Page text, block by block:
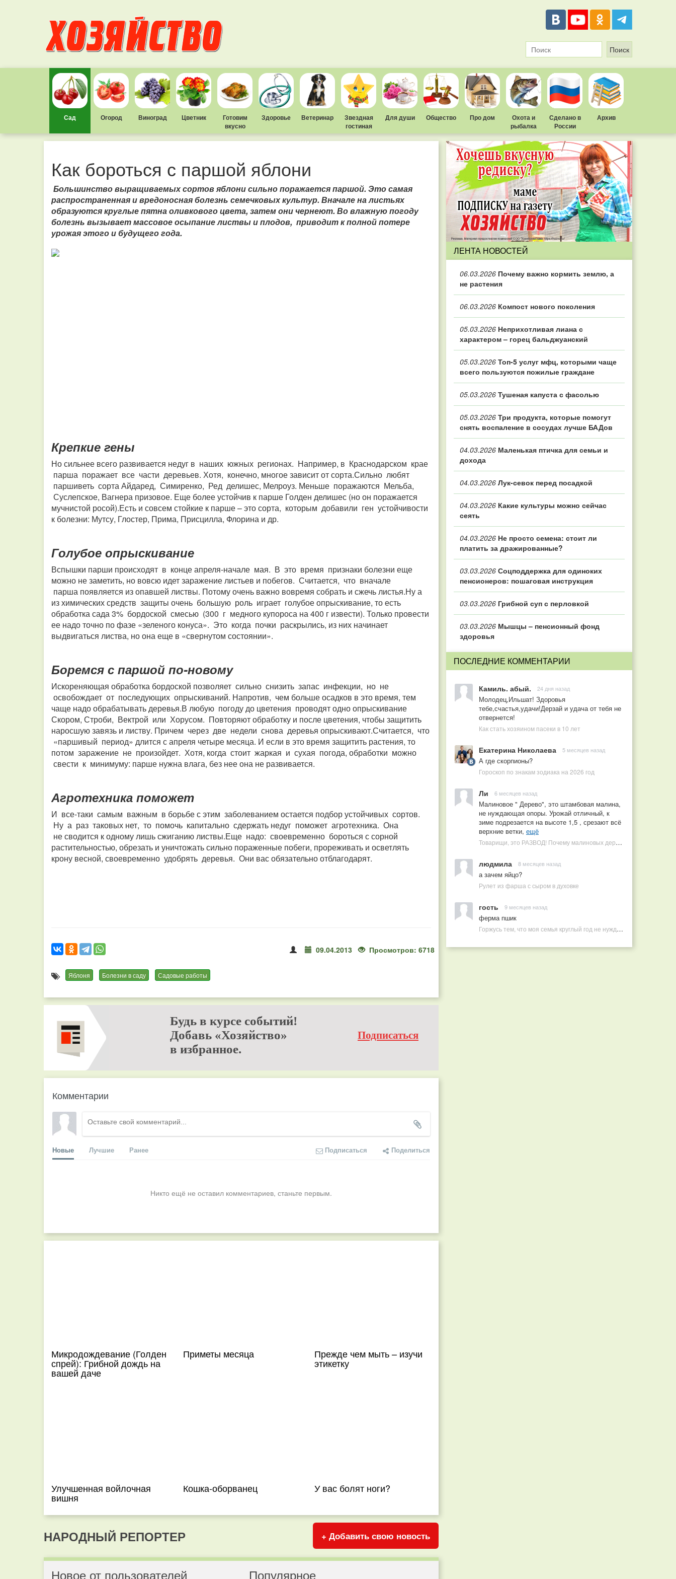
Сад Огород Виноград Цветник
Готовим
вкусно
Здоровье Ветеринар
Звездная
гостиная
Для души Общество Про дом
Охота и
рыбалка
Сделано в
России
Архив
Как бороться с паршой яблони
Большинство выращиваемых сортов яблони сильно поражается паршой. Это самая
распространенная и вредоносная болезнь семечковых культур. Вначале на листьях
образуются круглые пятна оливкового цвета, затем они чернеют. Во влажную погоду
болезнь вызывает массовое осыпание листвы и плодов, приводит к полной потере
урожая этого и будущего года.
Крепкие гены
Но сильнее всего развивается недуг в наших южных регионах. Например, в Краснодарском крае
парша поражает все части деревьев. Хотя, конечно, многое зависит от сорта.Сильно любят
паршиветь сорта Айдаред, Симиренко, Ред делишес, Мелроуз. Меньше поражаются Мельба,
Суслепское, Вагнера призовое. Еще более устойчив к парше Голден делишес (но он поражается
мучнистой росой).Есть и совсем стойкие к парше – это сорта, которым добавили ген устойчивости
к болезни: Мутсу, Глостер, Прима, Присцилла, Флорина и др.
Голубое опрыскивание
Вспышки парши происходят в конце апреля-начале мая. В это время признаки болезни еще
можно не заметить, но вовсю идет заражение листьев и побегов. Считается, что вначале
парша появляется из опавшей листвы. Потому очень важно вовремя собрать и сжечь листья.Ну а
из химических средств защиты очень большую роль играет голубое опрыскивание, то есть
обработка сада 3% бордоской смесью (300 г медного купороса на 400 г извести). Только провести
ее надо точно по фазе «зеленого конуса». Это когда почки раскрылись, из них начинает
выдвигаться листва, но она еще в «свернутом состоянии».
Боремся с паршой по-новому
Искореняющая обработка бордоской позволяет сильно снизить запас инфекции, но не
освобождает от последующих опрыскиваний. Напротив, чем больше осадков в это время, тем
чаще надо обрабатывать деревья.В любую погоду до цветения проводят одно опрыскивание
Скором, Строби, Вектрой или Хорусом. Повторяют обработку и после цветения, чтобы защитить
наросшую завязь и листву. Причем через две недели снова деревья опрыскивают.Считается, что
«паршивый период» длится с апреля четыре месяца. И если в это время защитить растения, то
потом заражение не произойдет. Хотя, когда стоит жаркая и сухая погода, обработки можно
свести к минимуму: парше нужна влага, без нее она не развивается.
Агротехника поможет
И все-таки самым важным в борьбе с этим заболеванием остается подбор устойчивых сортов.
Ну а раз таковых нет, то помочь капитально сдержать недуг поможет агротехника. Она
не сводится к одному лишь сжиганию листвы.Еще надо: своевременно бороться с сорной
растительностью, обрезать и уничтожать сильно пораженные побеги, прореживать и осветлять
крону весной, своевременно удобрять деревья. Они вас обязательно отблагодарят.
09.04.2013 Просмотров: 6718
Яблоня Болезни в саду Садовые работы
Будь в курсе событий!
Добавь «Хозяйство»
в избранное.
Подписаться
Комментарии
Новые Лучшие Ранее Подписаться Поделиться
Никто ещё не оставил комментариев, станьте первым.
Микродождевание (Голден
спрей): Грибной дождь на
вашей даче
Приметы месяца Прежде чем мыть – изучи
этикетку
Улучшенная войлочная
вишня
Кошка-оборванец У вас болят ноги?
НАРОДНЫЙ РЕПОРТЕР + Добавить свою новость
Новое от пользователей Популярное
ЛЕНТА НОВОСТЕЙ
06.03.2026 Почему важно кормить землю, а
не растения
06.03.2026 Компост нового поколения
05.03.2026 Неприхотливая лиана с
характером – горец бальджуанский
05.03.2026 Топ‑5 услуг мфц, которыми чаще
всего пользуются пожилые граждане
05.03.2026 Тушеная капуста с фасолью
05.03.2026 Три продукта, которые помогут
снять воспаление в сосудах лучше БАДов
04.03.2026 Маленькая птичка для семьи и
дохода
04.03.2026 Лук-севок перед посадкой
04.03.2026 Какие культуры можно сейчас
сеять
04.03.2026 Не просто семена: стоит ли
платить за дражированные?
03.03.2026 Соцподдержка для одиноких
пенсионеров: пошаговая инструкция
03.03.2026 Грибной суп с перловкой
03.03.2026 Мышцы – пенсионный фонд
здоровья
ПОСЛЕДНИЕ КОММЕНТАРИИ
Камиль. абый. 24 дня назад
Молодец,Ильшат! Здоровья
тебе,счастья,удачи!Дерзай и удача от тебя не
отвернется!
Как стать хозяином пасеки в 10 лет
Екатерина Николаева 5 месяцев назад
А где скорпионы?
Гороскоп по знакам зодиака на 2026 год
Ли 6 месяцев назад
Малиновое " Дерево", это штамбовая малина,
не нуждающая опоры. Урожай отличный, к
зиме подрезается на высоте 1,5 , срезают всё
верхние ветки, ещё
Товарищи, это РАЗВОД! Почему малиновых деревьев не бывает, или Как ушлые продавцы наживаются на мечтах садоводов
людмила 8 месяцев назад
а зачем яйцо?
Рулет из фарша с сыром в духовке
гость 9 месяцев назад
ферма пшик
Горжусь тем, что моя семья круглый год не нуждается в покупных витаминах